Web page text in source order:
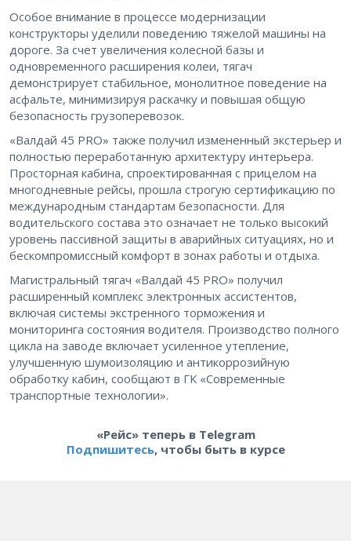
Особое внимание в процессе модернизации
конструкторы уделили поведению тяжелой машины на
дороге. За счет увеличения колесной базы и
одновременного расширения колеи, тягач
демонстрирует стабильное, монолитное поведение на
асфальте, минимизируя раскачку и повышая общую
безопасность грузоперевозок.
«Валдай 45 PRO» также получил измененный экстерьер и
полностью переработанную архитектуру интерьера.
Просторная кабина, спроектированная с прицелом на
многодневные рейсы, прошла строгую сертификацию по
международным стандартам безопасности. Для
водительского состава это означает не только высокий
уровень пассивной защиты в аварийных ситуациях, но и
бескомпромиссный комфорт в зонах работы и отдыха.
Магистральный тягач «Валдай 45 PRO» получил
расширенный комплекс электронных ассистентов,
включая системы экстренного торможения и
мониторинга состояния водителя. Производство полного
цикла на заводе включает усиленное утепление,
улучшенную шумоизоляцию и антикоррозийную
обработку кабин, сообщают в ГК «Современные
транспортные технологии».
«Рейс» теперь в Telegram
Подпишитесь, чтобы быть в курсе